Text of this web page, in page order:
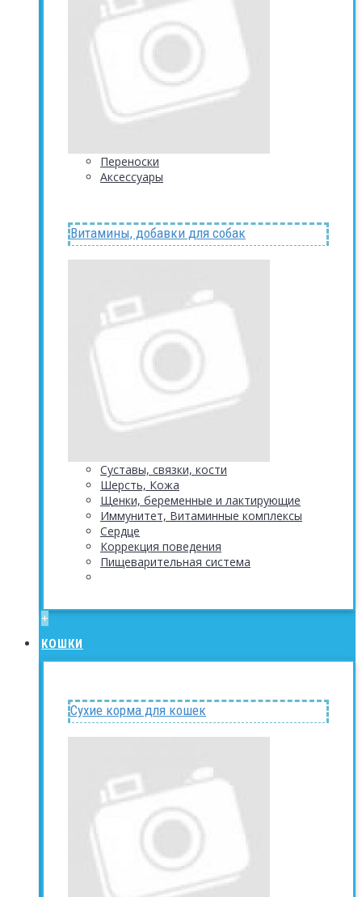
Переноски
Аксессуары
Витамины, добавки для собак
Суставы, связки, кости
Шерсть, Кожа
Щенки, беременные и лактирующие
Иммунитет, Витаминные комплексы
Сердце
Коррекция поведения
Пищеварительная система
+
КОШКИ
Сухие корма для кошек